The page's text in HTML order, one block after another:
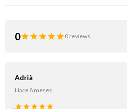
0 0 reviews
Adrià
Hace 8 meses